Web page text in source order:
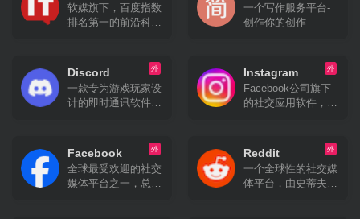
软媒旗下，百度指数
排名第一的前沿科技
一个写作服务平台-
创作你的创作
外
Discord
一款专为游戏玩家设
计的即时通讯软件，
社区。它最初起源于
游戏语音和即时消息
（IM）工具服务，并
逐渐发展成为一个综
外
Instagram
Facebook公司旗下
的社交应用软件，于
智能手机拍摄照片和
视频，并添加各种滤
镜效果进行编辑后分
享到社交网络上，如
外
Facebook
全球最受欢迎的社交
媒体平台之一，总部
外
Reddit
一个全球性的社交媒
体平台，由史蒂夫·